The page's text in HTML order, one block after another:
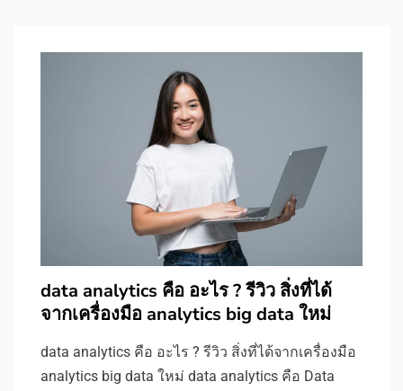
data analytics คือ อะไร ? รีวิว สิ่งที่ได้
จากเครื่องมือ analytics big data ใหม่
data analytics คือ อะไร ? รีวิว สิ่งที่ได้จากเครื่องมือ
analytics big data ใหม่ data analytics คือ Data